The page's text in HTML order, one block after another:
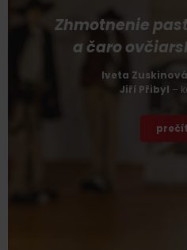
Zhmotnenie
a čaro
Iveta Zuskinová
Jiří Přibyl –